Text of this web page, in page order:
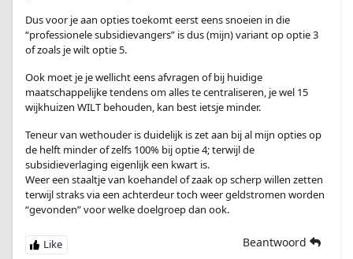
Dus voor je aan opties toekomt eerst eens snoeien in die
“professionele subsidievangers” is dus (mijn) variant op optie 3
of zoals je wilt optie 5.
Ook moet je je wellicht eens afvragen of bij huidige
maatschappelijke tendens om alles te centraliseren, je wel 15
wijkhuizen WILT behouden, kan best ietsje minder.
Teneur van wethouder is duidelijk is zet aan bij al mijn opties op
de helft minder of zelfs 100% bij optie 4; terwijl de
subsidieverlaging eigenlijk een kwart is.
Weer een staaltje van koehandel of zaak op scherp willen zetten
terwijl straks via een achterdeur toch weer geldstromen worden
“gevonden” voor welke doelgroep dan ook.
Beantwoord